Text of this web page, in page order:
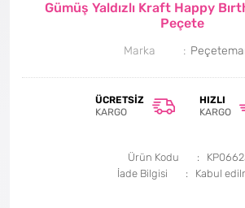
Gümüş Yaldızlı Kraft Happy
Peçete
Marka
ÜCRETSIZ
KARGO
HIZLI
KARGO
Ürün Kodu
İade Bilgisi